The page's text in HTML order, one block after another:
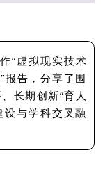
“虚拟现实技术
报告，分享了围
长期创新”育人
与学科交叉融